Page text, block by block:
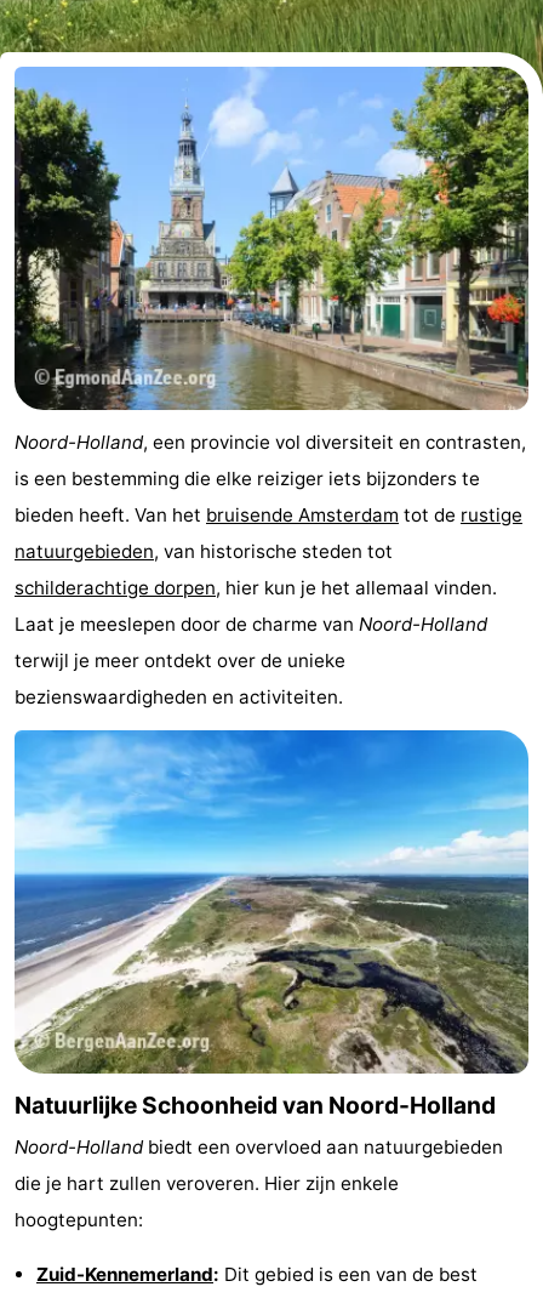
-
Cape
Helius
-
Poort
van
Zeeland
-
Rondeweibos
-
Waterbos
Last
minutes
Strand
Zien
&
doen
Bezienswaardigheden
-
Musea
-
Monumenten
Uitkijkpunten
Attracties
-
Rondvaarten
-
Speeltuinen
Binnenspeeltuinen
Wellness
centra
Dorpen
&
Steden
Natuur
Sporten
-
Zwembaden
-
Surfen
Eten
en
drinken
Evenementen
Praktisch
Noord-Holland, een provincie vol diversiteit en contrasten,
is een bestemming die elke reiziger iets bijzonders te
bieden heeft. Van het bruisende Amsterdam tot de rustige
natuurgebieden, van historische steden tot
schilderachtige dorpen, hier kun je het allemaal vinden.
Laat je meeslepen door de charme van Noord-Holland
terwijl je meer ontdekt over de unieke
bezienswaardigheden en activiteiten.
Natuurlijke Schoonheid van Noord-Holland
Noord-Hollandbiedt een overvloed aan natuurgebieden
die je hart zullen veroveren. Hier zijn enkele
hoogtepunten:
Zuid-Kennemerland: Dit gebied is een van de best